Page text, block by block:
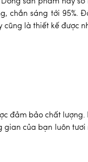
chắn sáng tới 95%.
là thiết kế được
đảm bảo chất
của bạn luôn